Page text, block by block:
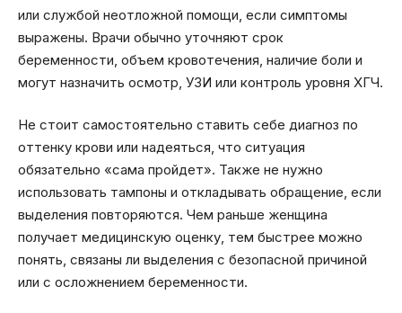
или службой неотложной помощи, если симптомы
выражены. Врачи обычно уточняют срок
беременности, объем кровотечения, наличие боли и
могут назначить осмотр, УЗИ или контроль уровня ХГЧ.
Не стоит самостоятельно ставить себе диагноз по
оттенку крови или надеяться, что ситуация
обязательно «сама пройдет». Также не нужно
использовать тампоны и откладывать обращение, если
выделения повторяются. Чем раньше женщина
получает медицинскую оценку, тем быстрее можно
понять, связаны ли выделения с безопасной причиной
или с осложнением беременности.